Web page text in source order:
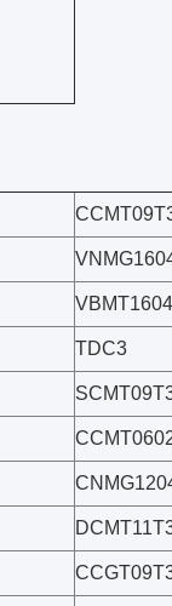
TDC3